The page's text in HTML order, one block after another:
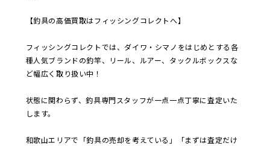
【釣具の高価買取はフィッシングコレクトへ】
フィッシングコレクトでは、ダイワ・シマノをはじめとする各
種人気ブランドの釣竿、リール、ルアー、タックルボックスな
ど幅広く取り扱い中！
状態に関わらず、釣具専門スタッフが一点一点丁寧に査定いた
します。
和歌山エリアで「釣具の売却を考えている」「まずは査定だけ